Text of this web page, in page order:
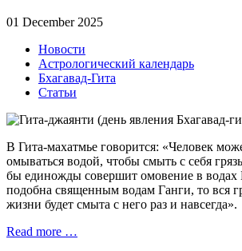
01 December 2025
Новости
Астрологический календарь
Бхагавад-Гита
Статьи
В Гита-махатмье говорится: «Человек
омываться водой, чтобы смыть с себя
бы единожды совершит омовение в водах
подобна священным водам Ганги, то вся
жизни будет смыта с него раз и навсегда».
Read more …